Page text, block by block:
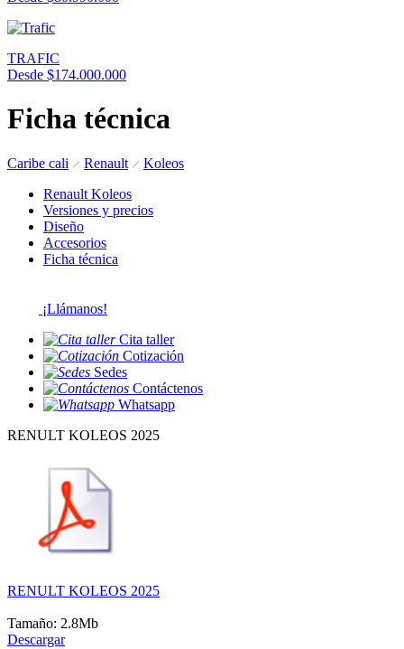
TRAFIC
Desde $174.000.000
Ficha técnica
Caribe cali Renault
Koleos
Renault Koleos
Versiones y precios
Diseño
Accesorios
Ficha técnica
¡Llámanos!
Cita taller
Cotización
Sedes
Contáctenos
Whatsapp
RENULT KOLEOS 2025
RENULT KOLEOS 2025
Tamaño: 2.8Mb
Descargar